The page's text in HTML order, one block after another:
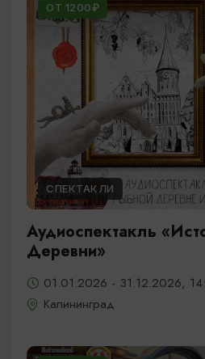
ОТ 1200₽
СПЕКТАКЛИ
Аудиоспектакль
Деревни»
01.01.2026 - 31.12.2026,
Калининград